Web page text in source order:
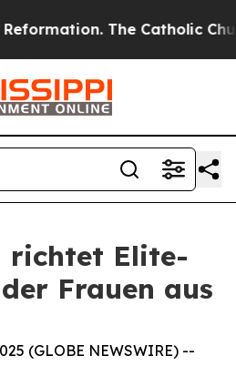
The Catholic
richtet Elite-
Frauen aus
(GLOBE NEWSWIRE) --